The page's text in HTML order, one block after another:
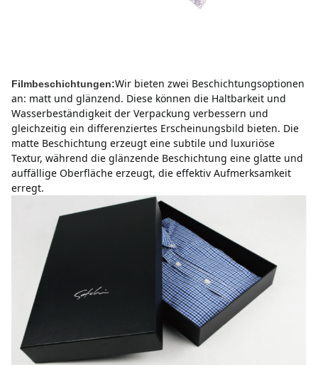
Filmbeschichtungen:Wir bieten zwei Beschichtungsoptionen
an: matt und glänzend. Diese können die Haltbarkeit und
Wasserbeständigkeit der Verpackung verbessern und
gleichzeitig ein differenziertes Erscheinungsbild bieten. Die
matte Beschichtung erzeugt eine subtile und luxuriöse
Textur, während die glänzende Beschichtung eine glatte und
auffällige Oberfläche erzeugt, die effektiv Aufmerksamkeit
erregt.